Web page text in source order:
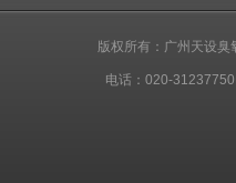
版权所有：广州天设
电话：020-